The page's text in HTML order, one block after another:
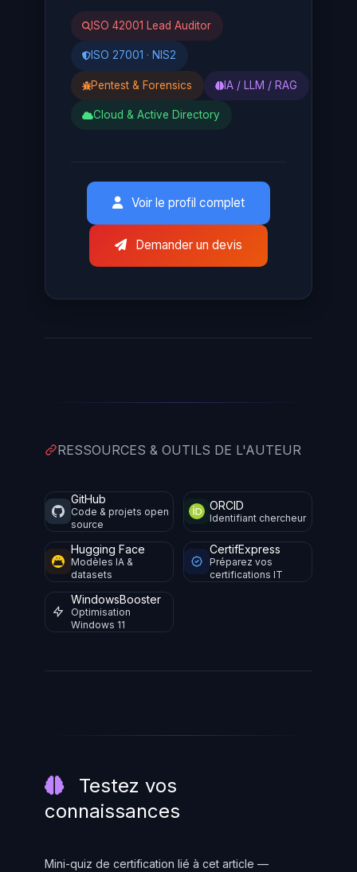
ISO 42001 Lead Auditor
ISO 27001 · NIS2
Pentest & Forensics IA / LLM / RAG
Cloud & Active Directory
Voir le profil complet
Demander un devis
RESSOURCES & OUTILS DE L'AUTEUR
GitHub
Code & projets open
source
ORCID
Identifiant chercheur
Hugging Face
Modèles IA &
datasets
CertifExpress
Préparez vos
certifications IT
WindowsBooster
Optimisation
Windows 11
Testez vos
connaissances
Mini-quiz de certification lié à cet article —